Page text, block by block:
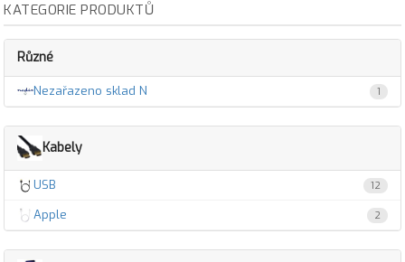
KATEGORIE PRODUKTŮ
Různé
Nezařazeno sklad N 1
Kabely
USB 12
Apple 2